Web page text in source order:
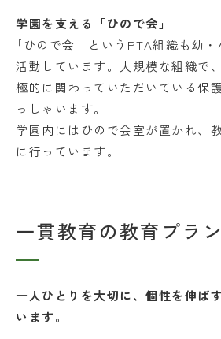
学園を支える「ひので会」
｢ひので会」というPTA組織も幼
活動しています。大規模な組織で
極的に関わっていただいている保
っしゃいます。
学園内にはひので会室が置かれ、
に行っています。
一貫教育の教育プラン
一人ひとりを大切に、個性を伸ば
います。